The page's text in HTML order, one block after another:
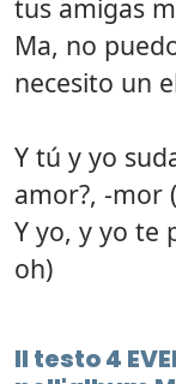
tus amigas
Ma, no
necesito un
Y tú y yo
amor?, -mor
Y yo, y yo te
oh)
Il testo 4